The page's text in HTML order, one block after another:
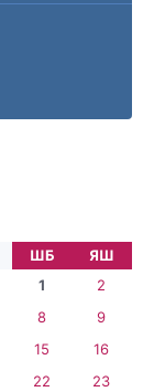
ШБ
ЯШ
1
2
8
9
15
16
22
23